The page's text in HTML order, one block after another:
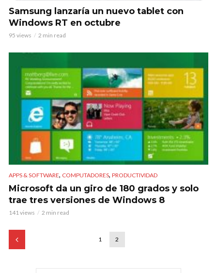
Samsung lanzaría un nuevo tablet con
Windows RT en octubre
95 views 2 min read
APPS & SOFTWARE, COMPUTADORES, PRODUCTIVIDAD
Microsoft da un giro de 180 grados y solo
trae tres versiones de Windows 8
141 views 2 min read
1 2